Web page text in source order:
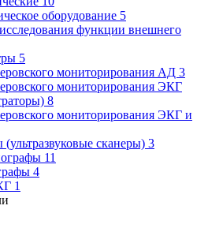
оборудование 5
функции внешнего
5
мониторирования АД 3
мониторирования ЭКГ
8
мониторирования ЭКГ и
сканеры) 3
11
4
1